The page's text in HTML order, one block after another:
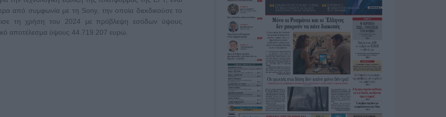
από συμφωνία με τη Sony, την οποία διεκδικούσε το
τη χρήση του 2024 με πρόβλεψη εσόδων ύψους
αποτέλεσμα ύψους 44.719.207 ευρώ.